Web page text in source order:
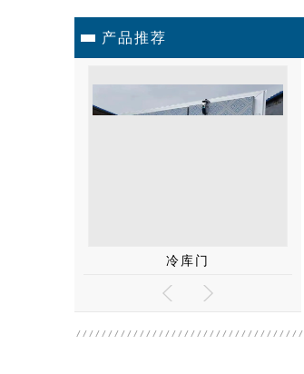
产品推荐
冷库制冷一体机组